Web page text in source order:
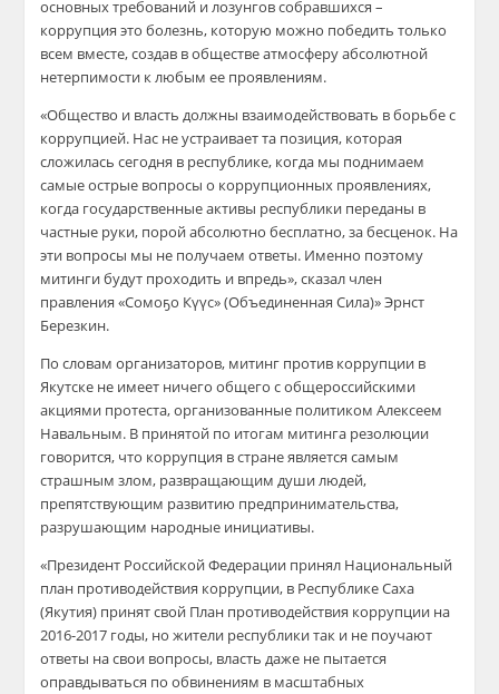
основных требований и лозунгов собравшихся –
коррупция это болезнь, которую можно победить только
всем вместе, создав в обществе атмосферу абсолютной
нетерпимости к любым ее проявлениям.
«Общество и власть должны взаимодействовать в борьбе с
коррупцией. Нас не устраивает та позиция, которая
сложилась сегодня в республике, когда мы поднимаем
самые острые вопросы о коррупционных проявлениях,
когда государственные активы республики переданы в
частные руки, порой абсолютно бесплатно, за бесценок. На
эти вопросы мы не получаем ответы. Именно поэтому
митинги будут проходить и впредь», сказал член
правления «Сомоҕо Күүс» (Объединенная Сила)» Эрнст
Березкин.
По словам организаторов, митинг против коррупции в
Якутске не имеет ничего общего с общероссийскими
акциями протеста, организованные политиком Алексеем
Навальным. В принятой по итогам митинга резолюции
говорится, что коррупция в стране является самым
страшным злом, развращающим души людей,
препятствующим развитию предпринимательства,
разрушающим народные инициативы.
«Президент Российской Федерации принял Национальный
план противодействия коррупции, в Республике Саха
(Якутия) принят свой План противодействия коррупции на
2016-2017 годы, но жители республики так и не поучают
ответы на свои вопросы, власть даже не пытается
оправдываться по обвинениям в масштабных